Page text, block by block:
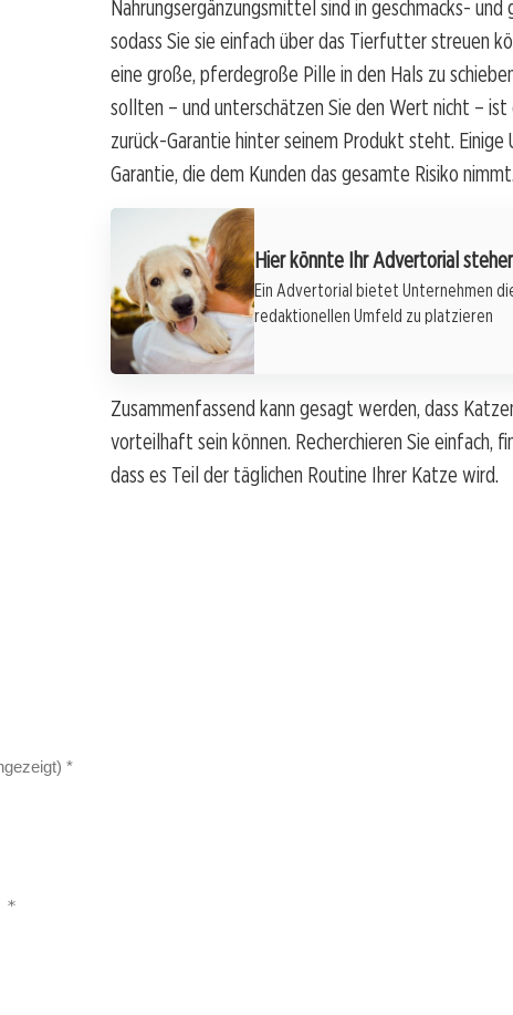
Nahrungsergänzungsmittel sind in geschmacks-
sodass Sie sie einfach über das Tierfutter streuen
eine große, pferdegroße Pille in den Hals zu
sollten – und unterschätzen Sie den Wert nicht –
zurück-Garantie hinter seinem Produkt steht.
Garantie, die dem Kunden das gesamte Risiko nimmt.
Hier könnte Ihr Advertorial
Ein Advertorial bietet Unternehmen
redaktionellen Umfeld zu platzieren
Zusammenfassend kann gesagt werden, dass
vorteilhaft sein können. Recherchieren Sie einfach,
dass es Teil der täglichen Routine Ihrer Katze wird.